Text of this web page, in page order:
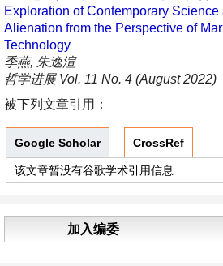
Exploration of Contemporary
Alienation from the Perspective of
Technology
季燕, 朱逸渲
哲学进展 Vol. 11 No. 4 (August 2022)
被下列文章引用：
Google Scholar CrossRef
该文章暂没有谷歌学术引用信息.
加入编委